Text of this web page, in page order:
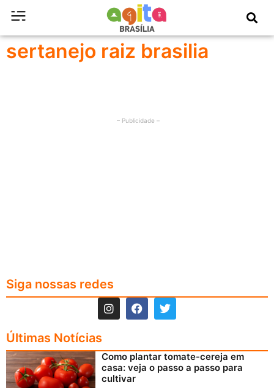
sertanejo raiz brasilia
– Publicidade –
Siga nossas redes
Últimas Notícias
Como plantar tomate-cereja em
casa: veja o passo a passo para
cultivar